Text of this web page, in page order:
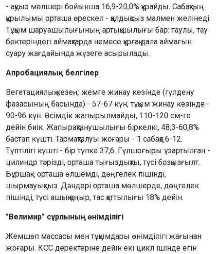
- ақуыз мөлшері бойынша 16,9-20,0% құрайды. Сабақтың
құрылымы орташа өрескел - қалдықсыз малмен желінеді.
Тұқым шаруашылығының артықшылығы бар: таулы, тау
бөктеріндегі аймақтарда немесе құрғақ дала аймағын
суару жағдайында жүзеге асырылады.
Апробациялық белгілер
Вегетациялық кезең: жемге жинау кезінде (гүлдену
фазасының басында) - 57-67 күн, тұқым жинау кезінде -
90-96 күн. Өсімдік жапырылмайды, 110-120 см-ге
дейін биік. Жапырақтанушылығы біркелкі, 48,3-60,8%
бастап күшті. Тармақталуы жоғары - 1 сабаққа 6-12.
Түптілігі күшті - бір түпке 37,6. Гүлшоғыры ұзартылған -
цилиндр тәрізді, орташа тығыздықты, түсі бозқызғылт.
Бұршақ - орташа өлшемді, дөңгелек пішінді,
шырмауықсыз. Дәндері орташа мөлшерде, дөңгелек
пішінді, түсі ашық қоңыр, тас қаттылығы 18% дейін.
"Велимир" сұрпының өнімділігі
Жемшөп массасы мен тұқымдары өнімділігі жағынан
жоғары. КСС деректеріне дейін екі цикл ішінде егін